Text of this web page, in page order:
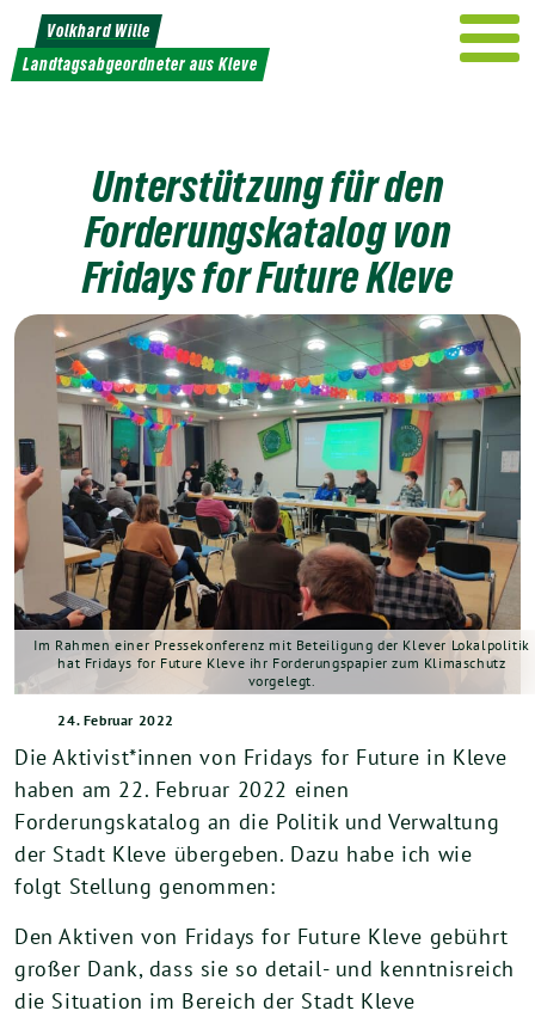
Weiter
zum
Inhalt
Volkhard Wille
Landtagsabgeordneter aus Kleve
Unterstützung für den
Forderungskatalog von
Fridays for Future Kleve
Im Rahmen einer Pressekonferenz mit Beteiligung der Klever Lokalpolitik
hat Fridays for Future Kleve ihr Forderungspapier zum Klimaschutz
vorgelegt.
24. Februar 2022
Die Aktivist*innen von Fridays for Future in Kleve
haben am 22. Februar 2022 einen
Forderungskatalog an die Politik und Verwaltung
der Stadt Kleve übergeben. Dazu habe ich wie
folgt Stellung genommen:
Den Aktiven von Fridays for Future Kleve gebührt
großer Dank, dass sie so detail- und kenntnisreich
die Situation im Bereich der Stadt Kleve